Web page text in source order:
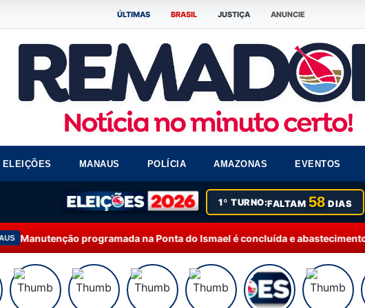
ÚLTIMAS BRASIL JUSTIÇA ANUNCIE
ELEIÇÕES MANAUS POLÍCIA AMAZONAS EVENTOS
1º TURNO:FALTAM 58 DIAS
na Ponta do Ismael é concluída e abastecimento começa a ser